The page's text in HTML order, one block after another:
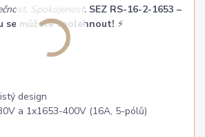
Spokojenost. SEZ RS-16-2-1653 –
se můžete spolehnout! ⚡
design
a 1x1653-400V (16A, 5-pólů)